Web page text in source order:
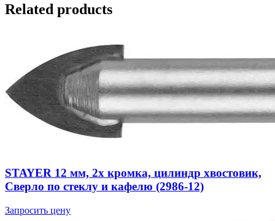
Related products
STAYER 12 мм, 2х кромка, цилиндр хвостовик,
Сверло по стеклу и кафелю (2986-12)
Запросить цену